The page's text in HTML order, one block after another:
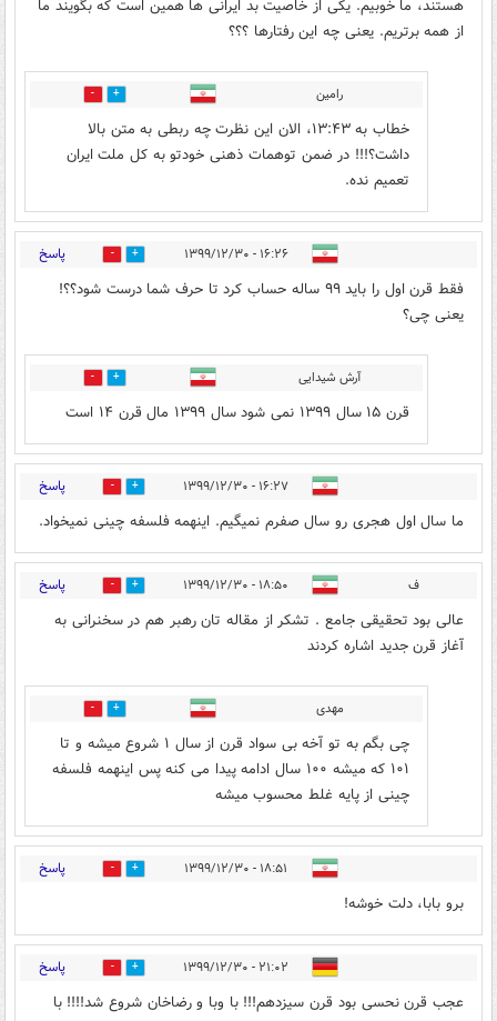
هستند، ما خوبیم. یکی از خاصیت بد ایرانی ها همین است که بگویند ما
از همه برتریم. یعنی چه این رفتارها ؟؟؟
رامین 13
خطاب به ۱۳:۴۳، الان این نظرت چه ربطی به متن بالا
داشت؟!!! در ضمن توهمات ذهنی خودتو به کل ملت ایران
تعمیم نده.
۱۶:۲۶ - ۱۳۹۹/۱۲/۳۰ 4 پاسخ
فقط قرن اول را باید ۹۹ ساله حساب کرد تا حرف شما درست شود؟؟!
یعنی چی؟
آرش شیدایی 0
قرن ۱۵ سال ۱۳۹۹ نمی شود سال ۱۳۹۹ مال قرن ۱۴ است
۱۶:۲۷ - ۱۳۹۹/۱۲/۳۰ 9 پاسخ
ما سال اول هجری رو سال صفرم نمیگیم. اینهمه فلسفه چینی نمیخواد.
ف ۱۸:۵۰ - ۱۳۹۹/۱۲/۳۰ 10 پاسخ
عالی بود تحقیقی جامع . تشکر از مقاله تان رهبر هم در سخنرانی به
آغاز قرن جدید اشاره کردند
مهدی 0
چی بگم به تو آخه بی سواد قرن از سال ۱ شروع میشه و تا
۱۰۱ که میشه ۱۰۰ سال ادامه پیدا می کنه پس اینهمه فلسفه
چینی از پایه غلط محسوب میشه
۱۸:۵۱ - ۱۳۹۹/۱۲/۳۰ 3 پاسخ
برو بابا، دلت خوشه!
۲۱:۰۲ - ۱۳۹۹/۱۲/۳۰ 1 پاسخ
عجب قرن نحسی بود قرن سیزدهم!!! با وبا و رضاخان شروع شد!!!! با